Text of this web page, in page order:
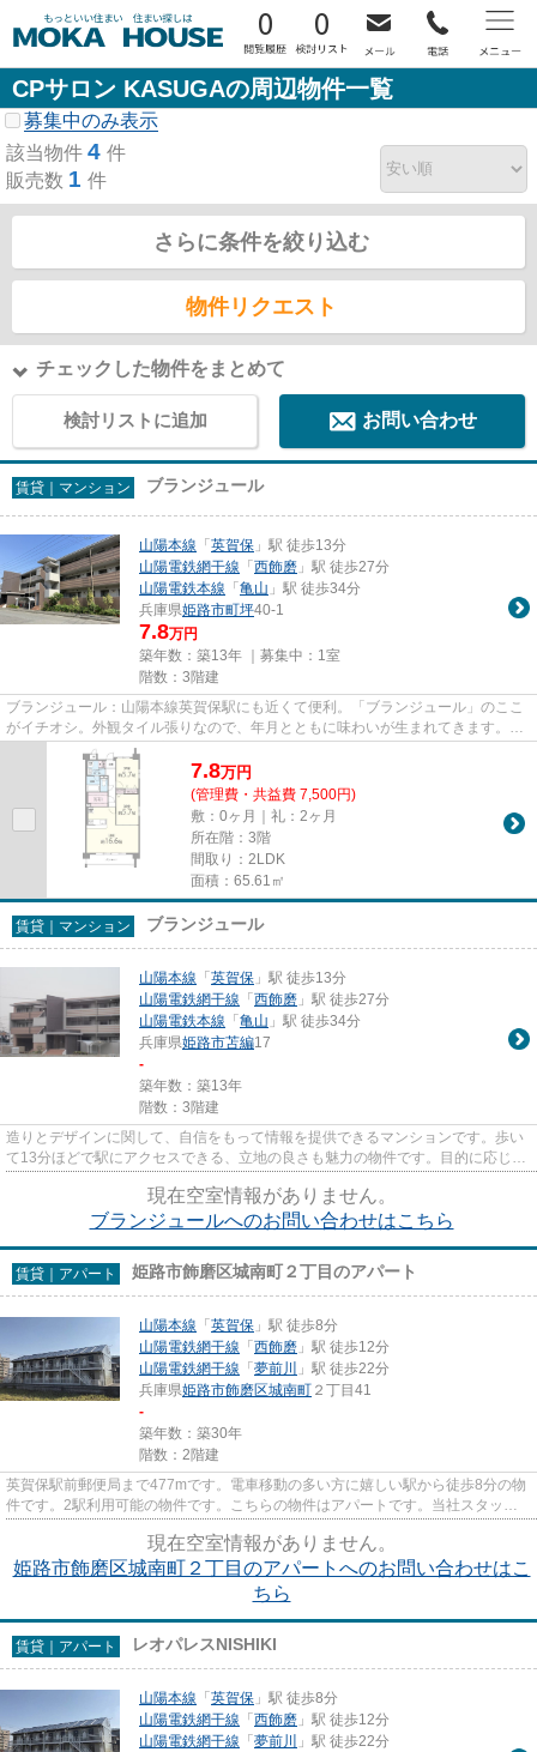
0 0
CPサロン KASUGAの周辺物件一覧
募集中のみ表示
該当物件 4 件
販売数 1 件
さらに条件を絞り込む
物件リクエスト
チェックした物件をまとめて
検討リストに追加 お問い合わせ
賃貸｜マンション ブランジュール
山陽本線 「英賀保 」駅 徒歩13分
山陽電鉄網干線 「西飾磨 」駅 徒歩27分
山陽電鉄本線 「亀山 」駅 徒歩34分
兵庫県姫路市町坪40-1
7.8万円
築年数：築13年 ｜募集中： 1室
階数：3階建
ブランジュール：山陽本線英賀保駅にも近くて便利。「ブランジュール」のここ
がイチオシ。外観タイル張りなので、年月とともに味わいが生まれてきます。こ
ちらはマンションタイプにな...
7.8万円
(管理費・共益費 7,500円)
敷：0ヶ月｜礼：2ヶ月
所在階：3階
間取り：2LDK
面積：65.61㎡
賃貸｜マンション ブランジュール
山陽本線 「英賀保 」駅 徒歩13分
山陽電鉄網干線 「西飾磨 」駅 徒歩27分
山陽電鉄本線 「亀山 」駅 徒歩34分
兵庫県姫路市苫編17
-
築年数：築13年
階数：3階建
造りとデザインに関して、自信をもって情報を提供できるマンションです。歩い
て13分ほどで駅にアクセスできる、立地の良さも魅力の物件です。目的に応じて
駅を選べることが、2駅利用で...
現在空室情報がありません。
ブランジュールへのお問い合わせはこちら
賃貸｜アパート 姫路市飾磨区城南町２丁目のアパート
山陽本線 「英賀保 」駅 徒歩8分
山陽電鉄網干線 「西飾磨 」駅 徒歩12分
山陽電鉄網干線 「夢前川
」駅 徒歩22分
兵庫県姫路市飾磨区城南町 ２丁目41
-
築年数：築30年
階数：2階建
英賀保駅前郵便局まで477mです。電車移動の多い方に嬉しい駅から徒歩8分の物
件です。2駅利用可能の物件です。こちらの物件はアパートです。当社スタッフ
が地域の賃貸情報をご提供いた...
現在空室情報がありません。
姫路市飾磨区城南町２丁目のアパートへのお問い合わせはこ
ちら
賃貸｜アパート レオパレスNISHIKI
山陽本線 「英賀保 」駅 徒歩8分
山陽電鉄網干線 「西飾磨 」駅 徒歩12分
山陽電鉄網干線 「夢前川
」駅 徒歩22分